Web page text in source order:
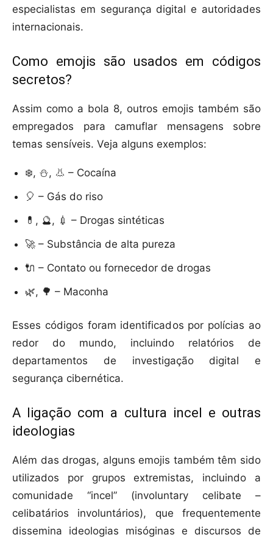
especialistas em segurança digital e autoridades
internacionais.
Como emojis são usados em códigos
secretos?
Assim como a bola 8, outros emojis também são
empregados para camuflar mensagens sobre
temas sensíveis. Veja alguns exemplos:
❄️, ⛄, 👃 – Cocaína
🎈 – Gás do riso
💊, 🔮, 💉 – Drogas sintéticas
🚀 – Substância de alta pureza
🔌 – Contato ou fornecedor de drogas
🌿, 🌳 – Maconha
Esses códigos foram identificados por polícias ao
redor do mundo, incluindo relatórios de
departamentos de investigação digital e
segurança cibernética.
A ligação com a cultura incel e outras
ideologias
Além das drogas, alguns emojis também têm sido
utilizados por grupos extremistas, incluindo a
comunidade “incel” (involuntary celibate –
celibatários involuntários), que frequentemente
dissemina ideologias misóginas e discursos de